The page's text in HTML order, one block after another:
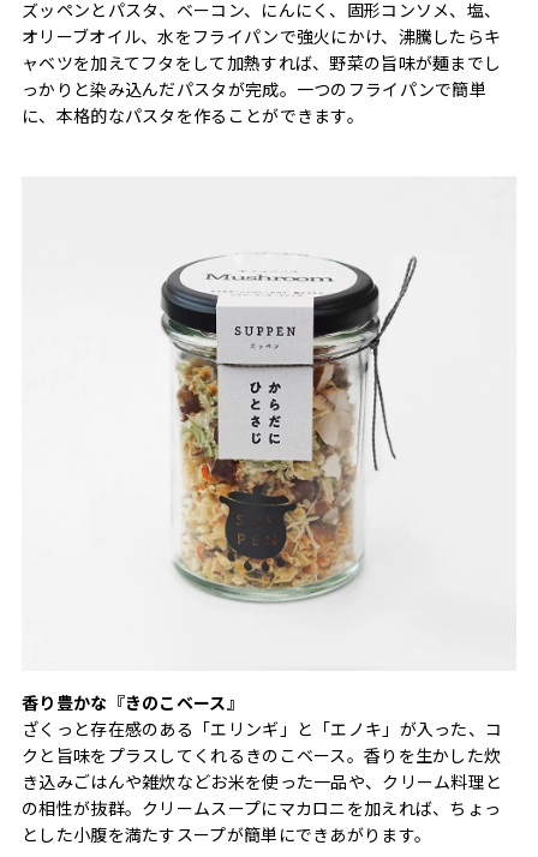
ズッペンとパスタ、ベーコン、にんにく、固形コンソメ、塩、
オリーブオイル、水をフライパンで強火にかけ、沸騰したらキ
ャベツを加えてフタをして加熱すれば、野菜の旨味が麺までし
っかりと染み込んだパスタが完成。一つのフライパンで簡単
に、本格的なパスタを作ることができます。
香り豊かな『きのこベース』
ざくっと存在感のある「エリンギ」と「エノキ」が入った、コ
クと旨味をプラスしてくれるきのこベース。香りを生かした炊
き込みごはんや雑炊などお米を使った一品や、クリーム料理と
の相性が抜群。クリームスープにマカロニを加えれば、ちょっ
とした小腹を満たすスープが簡単にできあがります。